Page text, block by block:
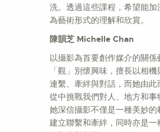
洗。透過這些課程，希望能
為藝術形式的理解和欣賞。
陳韻芝 Michelle Chan
以攝影為首要創作媒介的關
「觀」別懷興味，擅長以相
連繫、牽絆與對話，而她由此
從中挑戰我們對人、地方和事
她深信攝影不僅是一種美妙
建立聯繫和牽絆，同時亦是